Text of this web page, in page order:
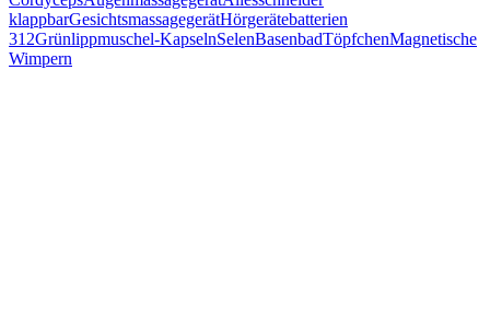
klappbarGesichtsmassagegerätHörgerätebatterien
312Grünlippmuschel-KapselnSelenBasenbadTöpfchenMagnetische
Wimpern